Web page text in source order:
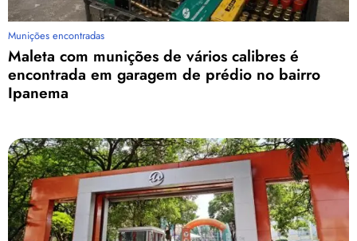
Munições encontradas
Maleta com munições de vários calibres é
encontrada em garagem de prédio no bairro
Ipanema